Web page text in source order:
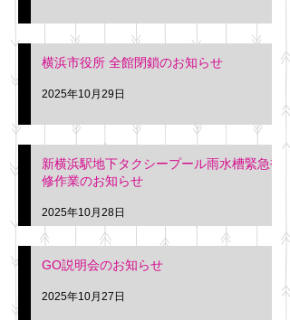
横浜市役所 全館閉鎖のお知らせ
2025年10月29日
新横浜駅地下タクシープール雨水槽緊急補
修作業のお知らせ
2025年10月28日
GO説明会のお知らせ
2025年10月27日